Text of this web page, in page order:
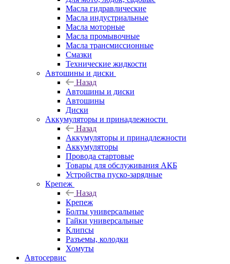
Масла гидравлические
Масла индустриальные
Масла моторные
Масла промывочные
Масла трансмиссионные
Смазки
Технические жидкости
Автошины и диски
Назад
Автошины и диски
Автошины
Диски
Аккумуляторы и принадлежности
Назад
Аккумуляторы и принадлежности
Аккумуляторы
Провода стартовые
Товары для обслуживания АКБ
Устройства пуско-зарядные
Крепеж
Назад
Крепеж
Болты универсальные
Гайки универсальные
Клипсы
Разъемы, колодки
Хомуты
Автосервис